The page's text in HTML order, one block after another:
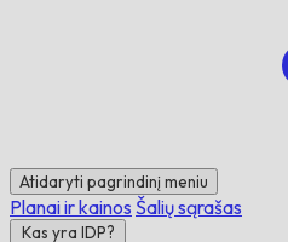
Atidaryti pagrindinį meniu
Planai ir kainos Šalių sąrašas
Kas yra IDP?